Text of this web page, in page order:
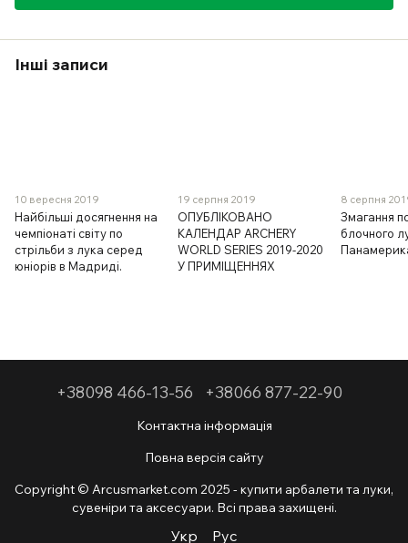
Інші записи
10 вересня 2019
Найбільші досягнення на
чемпіонаті світу по
стрільби з лука серед
юніорів в Мадриді.
19 серпня 2019
ОПУБЛІКОВАНО
КАЛЕНДАР ARCHERY
WORLD SERIES 2019-2020
У ПРИМІЩЕННЯХ
8 серпня
Змагання
блочного
+38098 466-13-56 +38066 877-22-90
Контактна інформація
Повна версія сайту
Copyright © Arcusmarket.com 2025 - купити арбалети та луки,
сувеніри та аксесуари. Всі права захищені.
Укр Рус